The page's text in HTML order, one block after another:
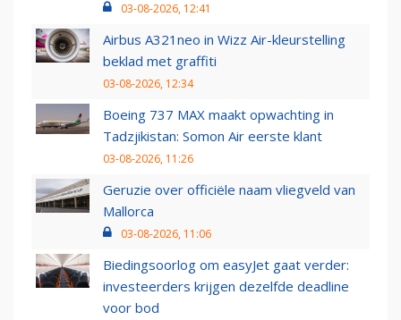
03-08-2026, 12:41
Airbus A321neo in Wizz Air-kleurstelling
beklad met graffiti
03-08-2026, 12:34
Boeing 737 MAX maakt opwachting in
Tadzjikistan: Somon Air eerste klant
03-08-2026, 11:26
Geruzie over officiële naam vliegveld van
Mallorca
03-08-2026, 11:06
Biedingsoorlog om easyJet gaat verder:
investeerders krijgen dezelfde deadline
voor bod